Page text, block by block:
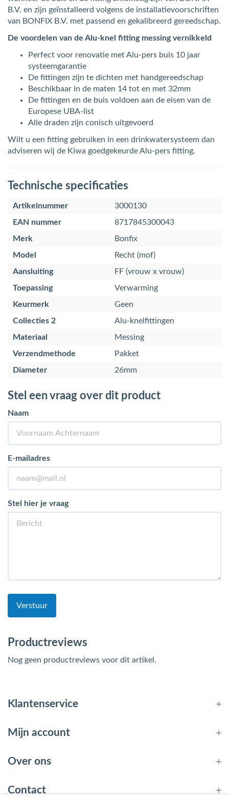
B.V. en zijn geïnstalleerd volgens de installatievoorschriften
van BONFIX B.V. met passend en gekalibreerd gereedschap.
De voordelen van de Alu-knel fitting messing vernikkeld
Perfect voor renovatie met Alu-pers buis 10 jaar
systeemgarantie
De fittingen zijn te dichten met handgereedschap
Beschikbaar in de maten 14 tot en met 32mm
De fittingen en de buis voldoen aan de eisen van de
Europese UBA-list
Alle draden zijn conisch uitgevoerd
Wilt u een fitting gebruiken in een drinkwatersysteem dan
adviseren wij de Kiwa goedgekeurde Alu-pers fitting.
Technische specificaties
Artikelnummer
3000130
EAN nummer
8717845300043
Merk
Bonfix
Model
Recht (mof)
Aansluiting
FF (vrouw x vrouw)
Toepassing
Verwarming
Keurmerk
Geen
Collecties 2
Alu-knelfittingen
Materiaal
Messing
Verzendmethode
Pakket
Diameter
26mm
Stel een vraag over dit product
Naam
E-mailadres
Stel hier je vraag
Verstuur
Productreviews
Nog geen productreviews voor dit artikel.
Klantenservice
Mijn account
Over ons
Contact